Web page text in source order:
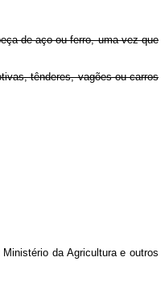
de aço ou ferro, uma vez que
tênderes, vagões ou carros
da Agricultura e outros